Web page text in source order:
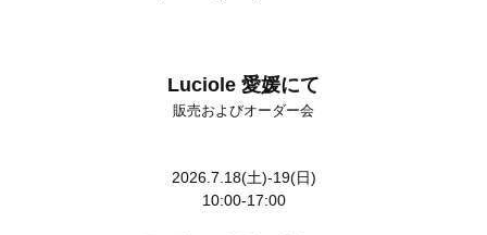
Luciole 愛媛にて
販売およびオーダー会
2026.7.18(土)-19(日)
10:00-17:00